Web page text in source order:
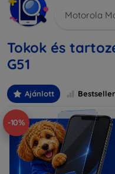
Motorola
Tokok és
G51
Ajánlott
-10%